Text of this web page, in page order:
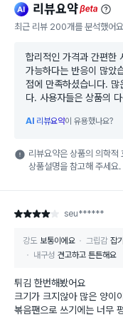
ai 리뷰요약beta
최근 리뷰 200개를 분석했어
합리적인 가격과 간편한
가능하다는 반응이 많았
점에 만족하셨습니다. 많
다. 사용자들은 상품의
AI 리뷰요약이 유용했나요?
리뷰요약은 상품의 의학적
상품설명을 참고해 주세요.
별점 4점 seu******
강도 보통이에요 그립감 잡
내구성 견고하고 튼튼해요
튀김 한번해봤어요
크기가 크지않아 많은 양이
볶음팬으로 쓰기에는 너무